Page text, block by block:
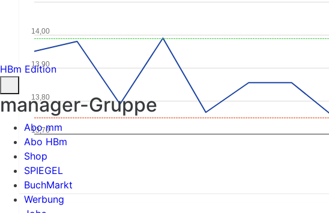
13,70
13,80
13,90
14,00
HBm Edition
manager-Gruppe
Abo mm
Abo HBm
Shop
SPIEGEL
BuchMarkt
Werbung